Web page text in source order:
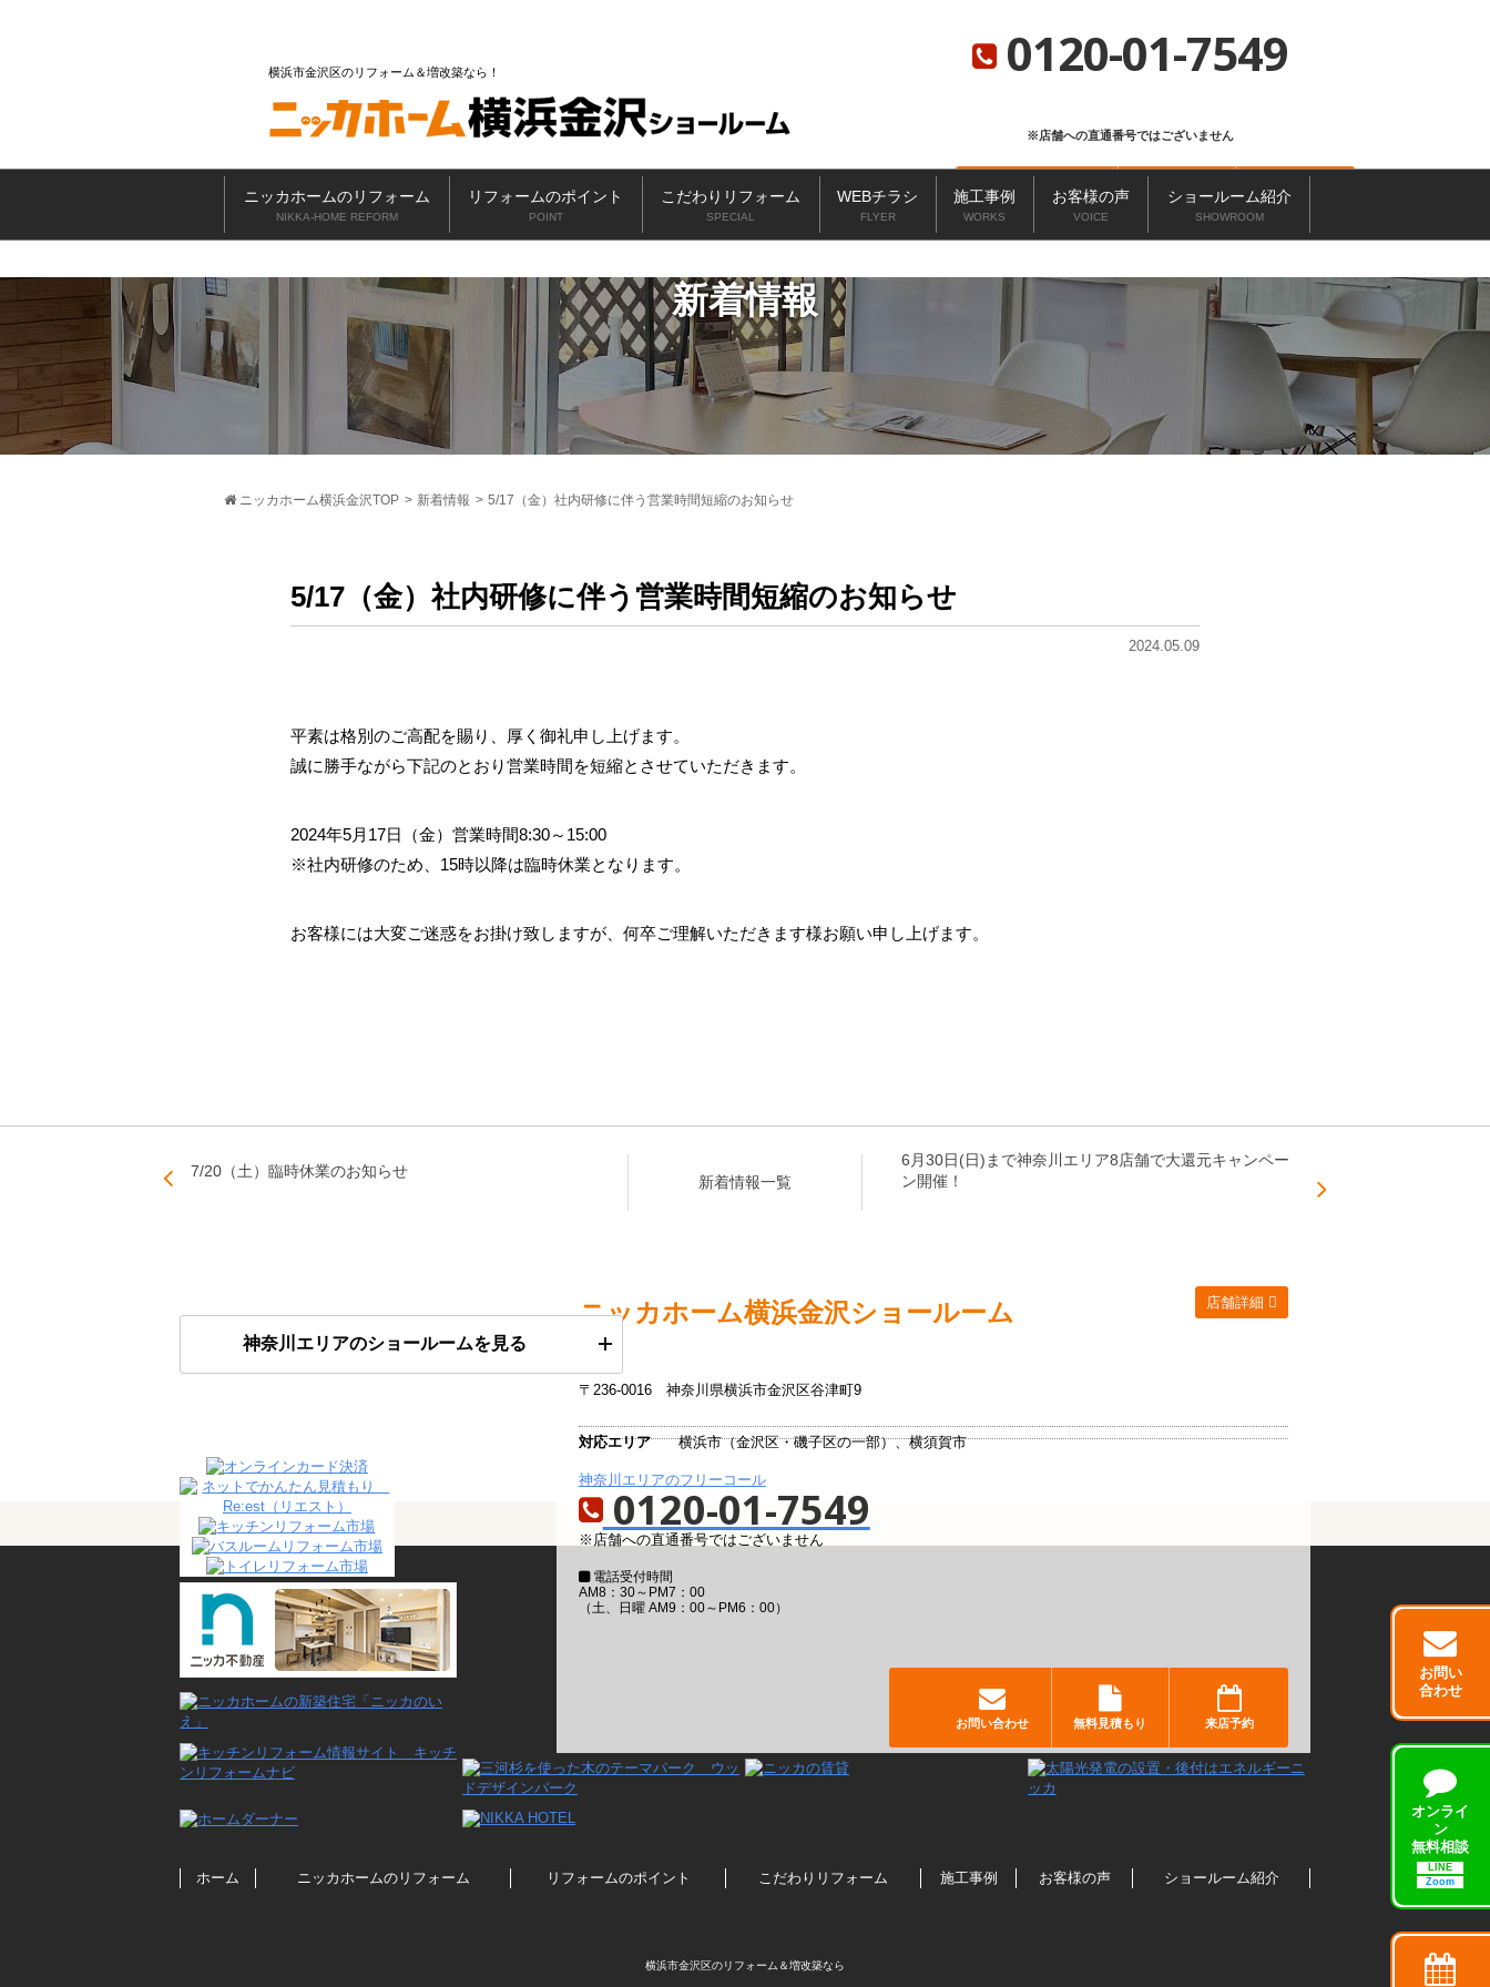
横浜市金沢区のリフォーム＆増改築なら 0120-01-7549
※店舗への直通番号ではございません
お問い合わせ 無料見積もり 来店予約
ニッカホームのリフォーム
NIKKA-HOME REFORM
リフォームのポイント
POINT
こだわりリフォーム
SPECIAL
WEBチラシ
FLYER
施工事例
WORKS
お客様の声
VOICE
ショールーム紹介
SHOWROOM
新着情報
ニッカホーム横浜金沢TOP > 新着情報 > 5/17（金）社内研修に伴う営業時間短縮のお知らせ
5/17（金）社内研修に伴う営業時間短縮のお知らせ
2024.05.09
平素は格別のご高配を賜り、厚く御礼申し上げます。
誠に勝手ながら下記のとおり営業時間を短縮とさせていただきます。
2024年5月17日（金）営業時間8:30～15:00
※社内研修のため、15時以降は臨時休業となります。
お客様には大変ご迷惑をお掛け致しますが、何卒ご理解いただきます様お願い申し上げます。
7/20（土）臨時休業のお知らせ
6月30日(日)まで神奈川エリア8店舗で大還元キャンペー
ン開催！
新着情報一覧
ニッカホーム横浜金沢ショールーム 店舗詳細
〒236-0016 神奈川県横浜市金沢区谷津町9
対応エリア 横浜市（金沢区・磯子区の一部）、横須賀市
神奈川エリアのフリーコール
0120-01-7549
※店舗への直通番号ではございません
電話受付時間
AM8：30～PM7：00
（土、日曜 AM9：00～PM6：00）
お問い合わせ 無料見積もり 来店予約
神奈川エリアのショールームを見る
お問い
合わせ
オンライ
ン
無料相談
LINE
Zoom
ホーム ニッカホームのリフォーム リフォームのポイント こだわりリフォーム 施工事例 お客様の声 ショールーム紹介
横浜市金沢区のリフォーム＆増改築なら